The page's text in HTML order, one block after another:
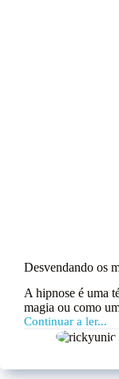
Desvendando os
A hipnose é uma
magia ou como
Continuar a ler...